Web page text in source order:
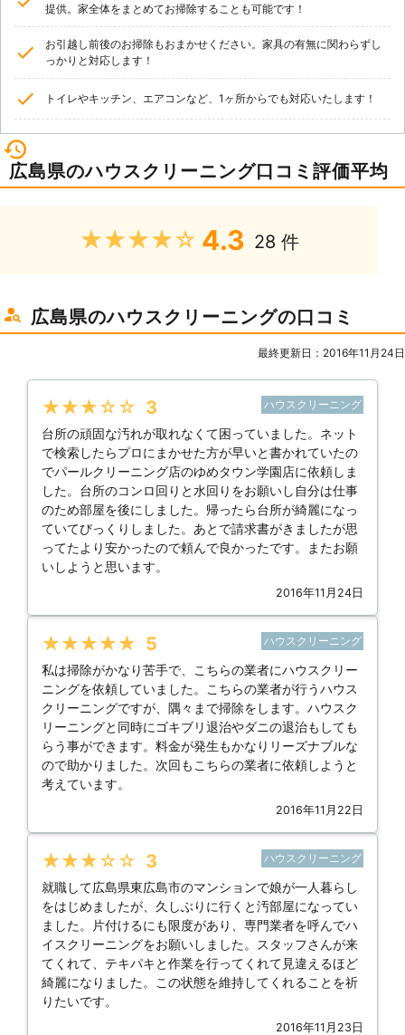
提供。家全体をまとめてお掃除することも可能です！
お引越し前後のお掃除もおまかせください。家具の有無に関わらずし
っかりと対応します！
トイレやキッチン、エアコンなど、1ヶ所からでも対応いたします！
広島県のハウスクリーニング口コミ評価平均
★★★★★ 4.3 28 件
広島県のハウスクリーニングの口コミ
最終更新日：2016年11月24日
★★★★★ 3 ハウスクリーニング
台所の頑固な汚れが取れなくて困っていました。ネット
で検索したらプロにまかせた方が早いと書かれていたの
でパールクリーニング店のゆめタウン学園店に依頼しま
した。台所のコンロ回りと水回りをお願いし自分は仕事
のため部屋を後にしました。帰ったら台所が綺麗になっ
ていてびっくりしました。あとで請求書がきましたが思
ってたより安かったので頼んで良かったです。またお願
いしようと思います。
2016年11月24日
★★★★★ 5 ハウスクリーニング
私は掃除がかなり苦手で、こちらの業者にハウスクリー
ニングを依頼していました。こちらの業者が行うハウス
クリーニングですが、隅々まで掃除をします。ハウスク
リーニングと同時にゴキブリ退治やダニの退治もしても
らう事ができます。料金が発生もかなりリーズナブルな
ので助かりました。次回もこちらの業者に依頼しようと
考えています。
2016年11月22日
★★★★★ 3 ハウスクリーニング
就職して広島県東広島市のマンションで娘が一人暮らし
をはじめましたが、久しぶりに行くと汚部屋になってい
ました。片付けるにも限度があり、専門業者を呼んでハ
イスクリーニングをお願いしました。スタッフさんが来
てくれて、テキパキと作業を行ってくれて見違えるほど
綺麗になりました。この状態を維持してくれることを祈
りたいです。
2016年11月23日